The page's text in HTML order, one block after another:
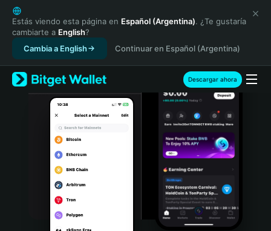
English
日本語
Tiếng Việt
Русский
Español (Latinoamérica)
Türkçe
Italiano
Português (Portugal)
Bahasa Indonesia
Estás viendo esta página en Español (Argentina). ¿Te gustaría
cambiarte a English?
Cambia a English
Continuar en Español (Argentina)
Descargar ahora